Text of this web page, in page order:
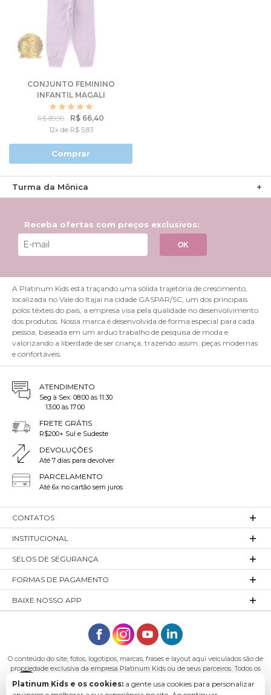
CONJUNTO FEMININO
INFANTIL MAGALI
ESFOMEADA - TURMA DA
MÔNICA
R$ 89,90 R$ 66,40
12x de R$ 5,83
Comprar
Turma da Mônica
Receba ofertas com preços exclusivos:
OK
A Platinum Kids está traçando uma sólida trajetória de crescimento,
localizada no Vale do Itajaí na cidade GASPAR/SC, um dos principais
polos têxteis do país, a empresa visa pela qualidade no desenvolvimento
dos produtos. Nossa marca é desenvolvida de forma especial para cada
pessoa, baseada em um arduo trabalho de pesquisa de moda e
valorizando a liberdade de ser criança, trazendo assim, peças modernas
e confortáveis.
ATENDIMENTO
Seg à Sex: 08:00 às 11:30
13:00 às 17:00
FRETE GRÁTIS
R$200+ Sul e Sudeste
DEVOLUÇÕES
Até 7 dias para devolver
PARCELAMENTO
Até 6x no cartão sem juros
CONTATOS
INSTITUCIONAL
SELOS DE SEGURANÇA
FORMAS DE PAGAMENTO
BAIXE NOSSO APP
O conteúdo do site, fotos, logotipos, marcas, frases e layout aqui veiculados são de
propriedade exclusiva da empresa Platinum Kids ou de seus parceiros. Todos os
direitos reservados. Platinum Kids - Platinum Indústria de Confecções LTDA -
CNPJ: 27.180.131/0001-54 Endereço: Rod. Ivo Silveira, n° 7505 - Bateias, Gaspar - SC,
Platinum Kids e os cookies: a gente usa cookies para personalizar